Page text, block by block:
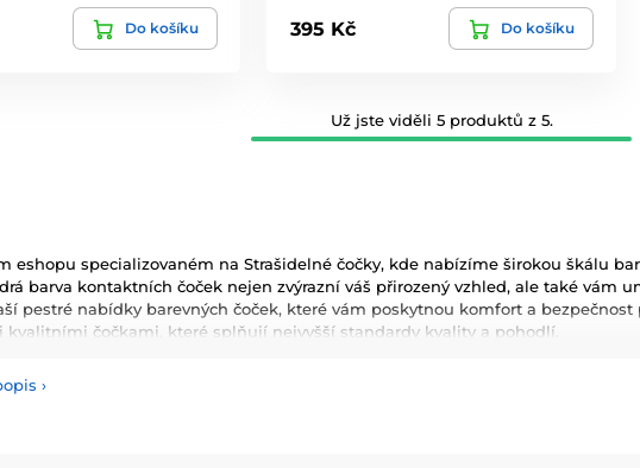
Do košíku 395 Kč Do košíku
Už jste viděli 5 produktů z 5.
eshopu specializovaném na Strašidelné čočky, kde nabízíme širokou škálu
barva kontaktních čoček nejen zvýrazní váš přirozený vzhled, ale také vám
pestré nabídky barevných čoček, které vám poskytnou komfort a
kvalitními čočkami, které splňují nejvyšší standardy kvality a pohodlí.
›